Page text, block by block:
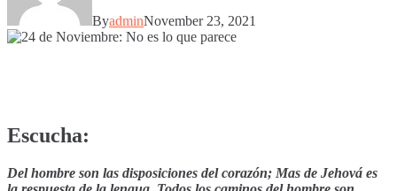
ByadminNovember 23, 2021
Escucha:
Del hombre son las disposiciones del corazón; Mas de Jehová es